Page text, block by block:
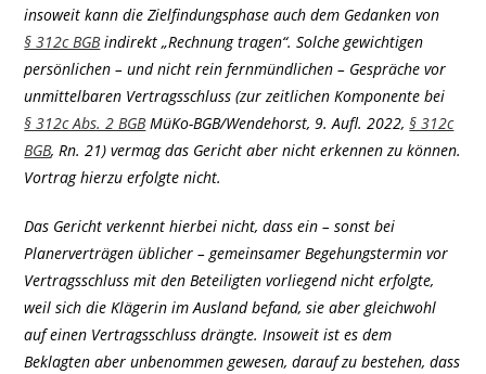
insoweit kann die Zielfindungsphase auch dem Gedanken von
§ 312c BGBindirekt „Rechnung tragen“. Solche gewichtigen
persönlichen – und nicht rein fernmündlichen – Gespräche vor
unmittelbaren Vertragsschluss (zur zeitlichen Komponente bei
§ 312c Abs. 2 BGBMüKo-BGB/Wendehorst, 9. Aufl. 2022,§ 312c
BGB, Rn. 21) vermag das Gericht aber nicht erkennen zu können.
Vortrag hierzu erfolgte nicht.
Das Gericht verkennt hierbei nicht, dass ein – sonst bei
Planerverträgen üblicher – gemeinsamer Begehungstermin vor
Vertragsschluss mit den Beteiligten vorliegend nicht erfolgte,
weil sich die Klägerin im Ausland befand, sie aber gleichwohl
auf einen Vertragsschluss drängte. Insoweit ist es dem
Beklagten aber unbenommen gewesen, darauf zu bestehen, dass